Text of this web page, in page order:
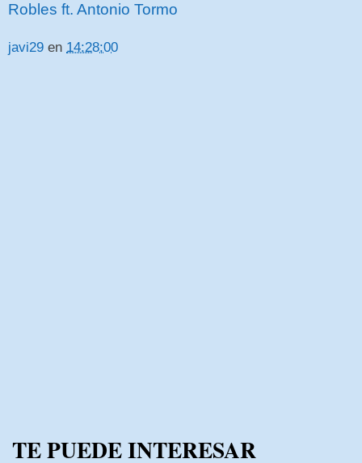
Robles ft. Antonio Tormo
javi29 en 14:28:00
TE PUEDE INTERESAR